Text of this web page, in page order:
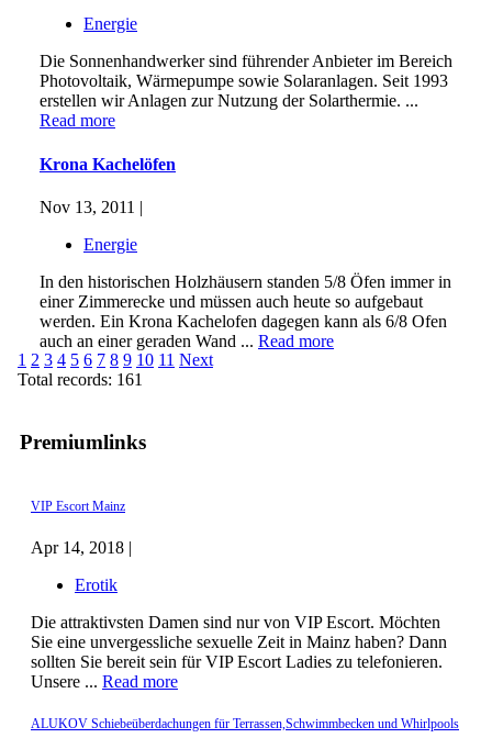
Premiumlinks
VIP Escort Mainz
Apr 14, 2018 |
Erotik
Die attraktivsten Damen sind nur von VIP Escort. Möchten
Sie eine unvergessliche sexuelle Zeit in Mainz haben? Dann
sollten Sie bereit sein für VIP Escort Ladies zu telefonieren.
Unsere ... Read more
ALUKOV Schiebeüberdachungen für Terrassen,Schwimmbecken und Whirlpools
Energie
Die Sonnenhandwerker sind führender Anbieter im Bereich
Photovoltaik, Wärmepumpe sowie Solaranlagen. Seit 1993
erstellen wir Anlagen zur Nutzung der Solarthermie. ...
Read more
Krona Kachelöfen
Nov 13, 2011 |
Energie
In den historischen Holzhäusern standen 5/8 Öfen immer in
einer Zimmerecke und müssen auch heute so aufgebaut
werden. Ein Krona Kachelofen dagegen kann als 6/8 Ofen
auch an einer geraden Wand ... Read more
1 2 3 4 5 6 7 8 9 10 11 Next
Total records: 161